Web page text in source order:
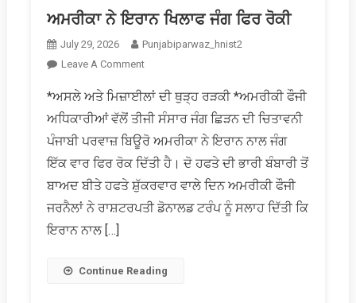
ਅਮਰੀਕਾ ਨੇ ਇਰਾਨ ਖਿਲਾਫ ਜੰਗ ਫਿਰ ਰੋਕੀ
July 29, 2026
Punjabiparwaz_hnist2
Leave A CommentOn
ਨੇ
ਇਰਾਨ
ਖਿਲਾਫ
ਜੰਗ
ਰੋਕੀ
*ਅਸਲੇ ਅਤੇ ਮਿਜ਼ਾਈਲਾਂ ਦੀ ਥੁੜ੍ਹ ਰੜਕੀ *ਅਮਰੀਕੀ ਫੌਜੀ
ਅਧਿਕਾਰੀਆਂ ਵੱਲੋਂ ਤੀਜੀ ਸੰਸਾਰ ਜੰਗ ਛਿੜਨ ਦੀ ਚਿਤਾਵਨੀ
ਪੰਜਾਬੀ ਪਰਵਾਜ਼ ਬਿਊਰੋ ਅਮਰੀਕਾ ਨੇ ਇਰਾਨ ਨਾਲ ਜੰਗ
ਇੱਕ ਵਾਰ ਫਿਰ ਰੋਕ ਦਿੱਤੀ ਹੈ। ਦੋ ਹਫਤੇ ਦੀ ਭਾਰੀ ਬੰਬਾਰੀ ਤੋਂ
ਬਾਅਦ ਬੀਤੇ ਹਫਤੇ ਸ਼ੁੱਕਰਵਾਰ ਵਾਲੇ ਦਿਨ ਅਮਰੀਕੀ ਫੌਜੀ
ਜਰਨੈਲਾਂ ਨੇ ਰਾਸ਼ਟਰਪਤੀ ਡੋਨਾਲਡ ਟਰੰਪ ਨੂੰ ਸਲਾਹ ਦਿੱਤੀ ਕਿ
ਇਰਾਨ ਨਾਲ […]
Continue Reading